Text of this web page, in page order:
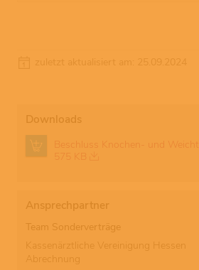
Downloads
Beschluss Knochen- und
575 KB
Ansprechpartner
Team Sonderverträge
Kassenärztliche Vereinigung Hessen
Abrechnung